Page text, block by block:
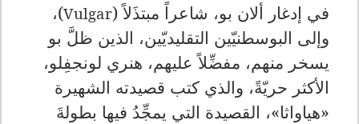
في إدغار ألان بو، شاعراً مبتذَلاً (Vulgar)،
وإلى البوسطنيّين التقليديّين، الذين ظلَّ بو
يسخر منهم، مفضِّلاً عليهم، هنري لونجفِلو،
الأكثر حريّةً، والذي كتب قصيدته الشهيرة
«هياواثا»، القصيدة التي يمجِّدُ فيها بطولةَ